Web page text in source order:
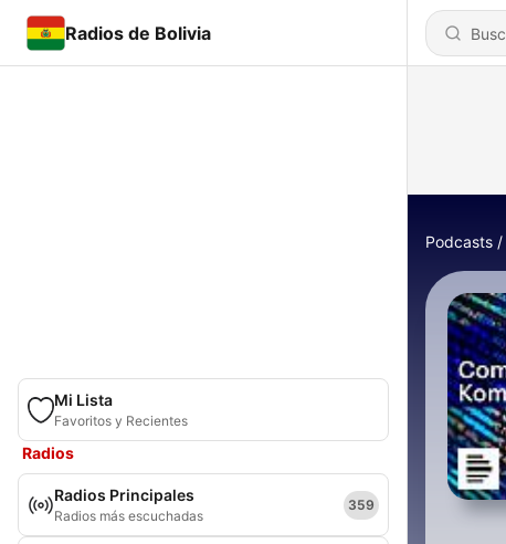
Radios de Bolivia
Mi Lista
Favoritos y Recientes
Radios
Radios Principales
Radios más escuchadas
359
Podcasts